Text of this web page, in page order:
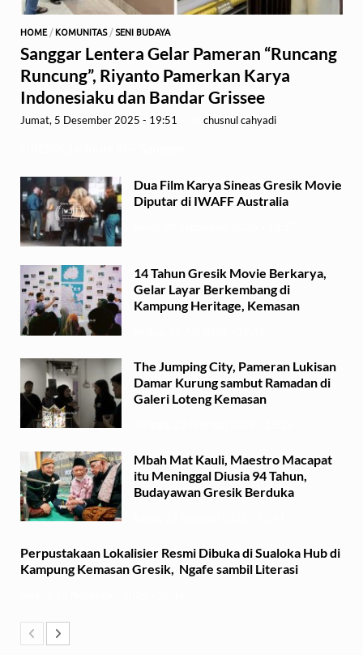
HOME / KOMUNITAS/ SENI BUDAYA
Sanggar Lentera Gelar Pameran “Runcang
Runcung”, Riyanto Pamerkan Karya
Indonesiaku dan Bandar Grissee
Jumat, 5 Desember 2025 - 19:51 chusnul cahyadi
Dua Film Karya Sineas Gresik Movie
Diputar di IWAFF Australia
14 Tahun Gresik Movie Berkarya,
Gelar Layar Berkembang di
Kampung Heritage, Kemasan
The Jumping City, Pameran Lukisan
Damar Kurung sambut Ramadan di
Galeri Loteng Kemasan
Mbah Mat Kauli, Maestro Macapat
itu Meninggal Diusia 94 Tahun,
Budayawan Gresik Berduka
Perpustakaan Lokalisier Resmi Dibuka di Sualoka Hub di
Kampung Kemasan Gresik, Ngafe sambil Literasi